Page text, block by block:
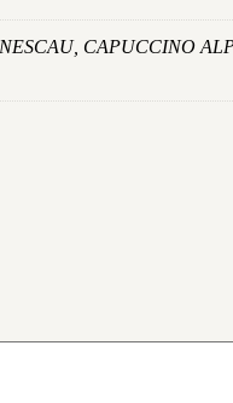
CAPUCCINO